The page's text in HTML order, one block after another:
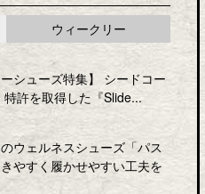
ウィークリー
ーシューズ特集】 シードコー
特許を取得した『Slide...
ウェルネスシューズ「パス
やすく履かせやすい工夫を